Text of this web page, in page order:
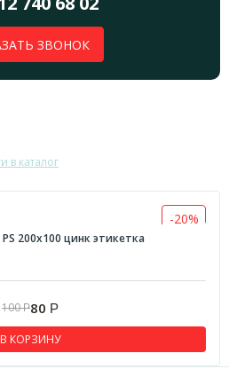
ЗВОНОК
в каталог
-20%
200х100 цинк этикетка
100Р80 Р
В КОРЗИНУ